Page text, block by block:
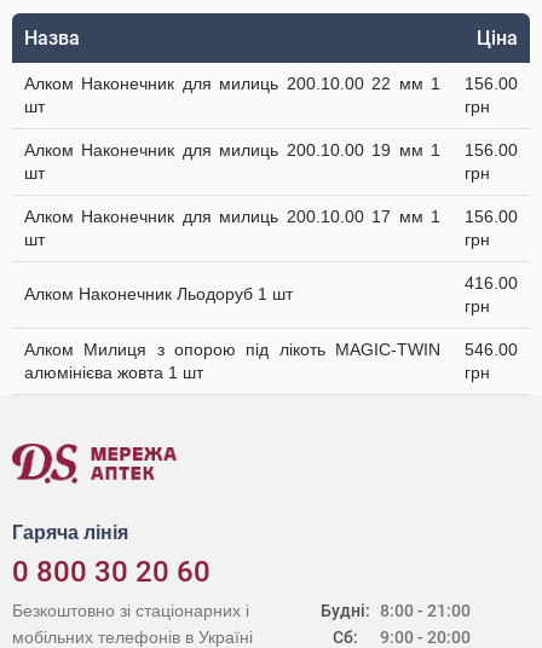
Назва Ціна
Алком Наконечник для милиць 200.10.00 22 мм 1
шт
156.00
грн
Алком Наконечник для милиць 200.10.00 19 мм 1
шт
156.00
грн
Алком Наконечник для милиць 200.10.00 17 мм 1
шт
156.00
грн
Алком Наконечник Льодоруб 1 шт
416.00
грн
Алком Милиця з опорою під лікоть MAGIC-TWIN
алюмінієва жовта 1 шт
546.00
грн
Гаряча лінія
0 800 30 20 60
Будні:
Сб:
8:00 - 21:00
9:00 - 20:00
Безкоштовно зі стаціонарних і
мобільних телефонів в Україні